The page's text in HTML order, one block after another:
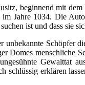
beginnend mit
Jahre 1034. Die
ist und dass sie
Schöpfer
Domes menschliche
Gewalttat
erklären